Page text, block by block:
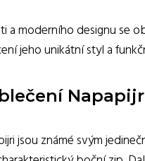
a moderního designu se
jeho unikátní styl a
jsou známé svým